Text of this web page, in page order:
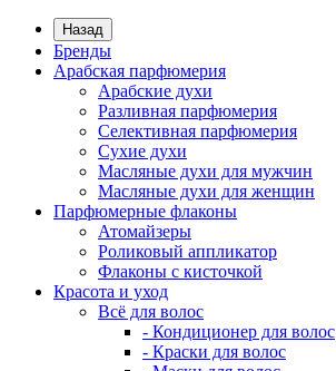
Назад
Бренды
Арабская парфюмерия
Арабские духи
Разливная парфюмерия
Селективная парфюмерия
Сухие духи
Масляные духи для мужчин
Масляные духи для женщин
Парфюмерные флаконы
Атомайзеры
Роликовый аппликатор
Флаконы с кисточкой
Красота и уход
Всё для волос
- Кондиционер для волос
- Краски для волос